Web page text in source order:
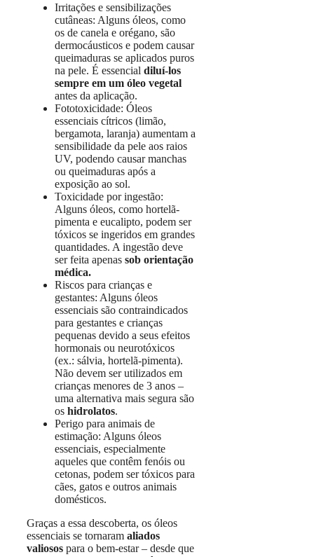
Irritações e sensibilizações
cutâneas: Alguns óleos, como
os de canela e orégano, são
dermocáusticos e podem causar
queimaduras se aplicados puros
na pele. É essencial diluí-los
sempre em um óleo vegetal
antes da aplicação.
Fototoxicidade: Óleos
essenciais cítricos (limão,
bergamota, laranja) aumentam a
sensibilidade da pele aos raios
UV, podendo causar manchas
ou queimaduras após a
exposição ao sol.
Toxicidade por ingestão:
Alguns óleos, como hortelã-
pimenta e eucalipto, podem ser
tóxicos se ingeridos em grandes
quantidades. A ingestão deve
ser feita apenas sob orientação
médica.
Riscos para crianças e
gestantes: Alguns óleos
essenciais são contraindicados
para gestantes e crianças
pequenas devido a seus efeitos
hormonais ou neurotóxicos
(ex.: sálvia, hortelã-pimenta).
Não devem ser utilizados em
crianças menores de 3 anos –
uma alternativa mais segura são
os hidrolatos.
Perigo para animais de
estimação: Alguns óleos
essenciais, especialmente
aqueles que contêm fenóis ou
cetonas, podem ser tóxicos para
cães, gatos e outros animais
domésticos.
Graças a essa descoberta, os óleos
essenciais se tornaram aliados
valiosos para o bem-estar – desde que